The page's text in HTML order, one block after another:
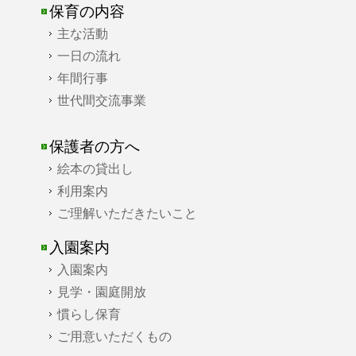
保育の内容
主な活動
一日の流れ
年間行事
世代間交流事業
保護者の方へ
絵本の貸出し
利用案内
ご理解いただきたいこと
入園案内
入園案内
見学・園庭開放
慣らし保育
ご用意いただくもの